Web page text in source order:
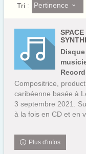
Tri : Pertinence
Compositrice,
caribéenne basée à
3 septembre 2021.
à la fois en CD et en
Plus d'infos